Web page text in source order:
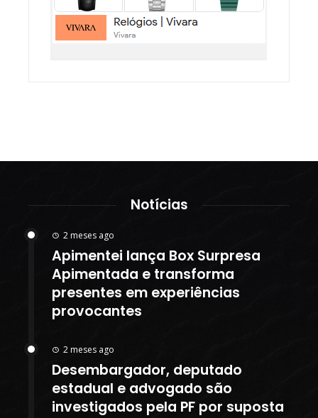
Notícias
2 meses ago
Apimentei lança Box Surpresa
Apimentada e transforma
presentes em experiências
provocantes
2 meses ago
Desembargador, deputado
estadual e advogado são
investigados pela PF por suposta